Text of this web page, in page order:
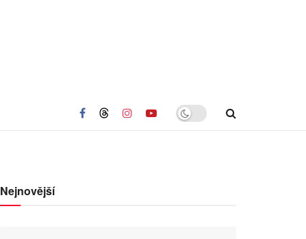
Nejnovější